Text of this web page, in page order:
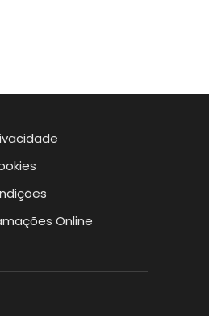
Online